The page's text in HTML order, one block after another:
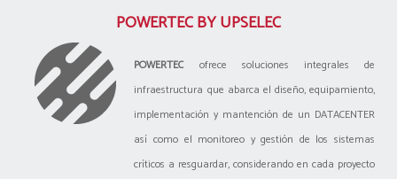
POWERTEC BY UPSELEC
POWERTECofrece soluciones integrales de
infraestructura que abarca el diseño, equipamiento,
implementación y mantención de un DATACENTER
así como el monitoreo y gestión de los sistemas
críticos a resguardar, considerando en cada proyecto